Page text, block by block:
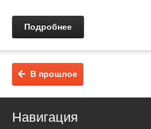
Подробнее
В прошлое
Навигация